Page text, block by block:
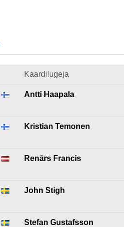
Kaardilugeja
Antti Haapala
Kristian Temonen
Renārs Francis
John Stigh
Stefan Gustafsson